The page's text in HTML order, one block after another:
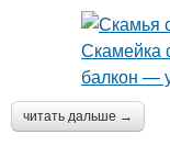
читать дальше →